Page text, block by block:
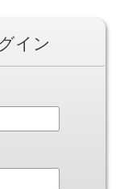
イン